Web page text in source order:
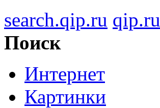
search.qip.ru qip.ru
Поиск
Интернет
Картинки